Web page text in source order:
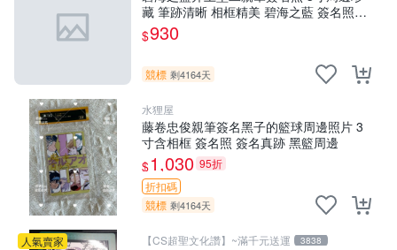
藏 筆跡清晰 相框精美 碧海之藍 簽名照片
井上堅二 周邊品
$930
競標 剩4164天
水狸屋
藤卷忠俊親筆簽名黑子的籃球周邊照片 3
寸含相框 簽名照 簽名真跡 黑籃周邊
$1,030 95折
折扣碼
競標 剩4164天
人氣賣家 【CS超聖文化讚】~滿千元送運 3838